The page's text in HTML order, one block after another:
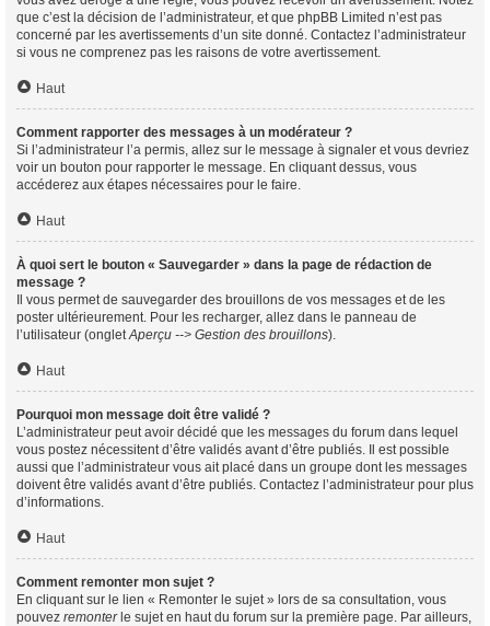
que c’est la décision de l’administrateur, et que phpBB Limited n’est pas
concerné par les avertissements d’un site donné. Contactez l’administrateur
si vous ne comprenez pas les raisons de votre avertissement.
Haut
Comment rapporter des messages à un modérateur ?
Si l’administrateur l’a permis, allez sur le message à signaler et vous devriez
voir un bouton pour rapporter le message. En cliquant dessus, vous
accéderez aux étapes nécessaires pour le faire.
Haut
À quoi sert le bouton « Sauvegarder » dans la page de rédaction de
message ?
Il vous permet de sauvegarder des brouillons de vos messages et de les
poster ultérieurement. Pour les recharger, allez dans le panneau de
l’utilisateur (ongletAperçu --> Gestion des brouillons).
Haut
Pourquoi mon message doit être validé ?
L’administrateur peut avoir décidé que les messages du forum dans lequel
vous postez nécessitent d’être validés avant d’être publiés. Il est possible
aussi que l’administrateur vous ait placé dans un groupe dont les messages
doivent être validés avant d’être publiés. Contactez l’administrateur pour plus
d’informations.
Haut
Comment remonter mon sujet ?
En cliquant sur le lien « Remonter le sujet » lors de sa consultation, vous
pouvez remonterle sujet en haut du forum sur la première page. Par ailleurs,